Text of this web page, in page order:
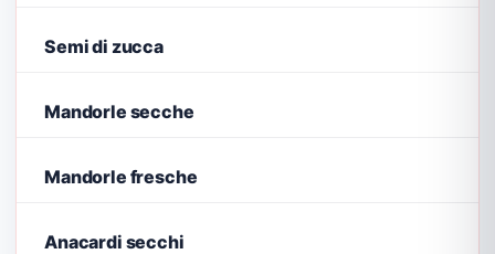
Semi di zucca
Mandorle secche
Mandorle fresche
Anacardi secchi